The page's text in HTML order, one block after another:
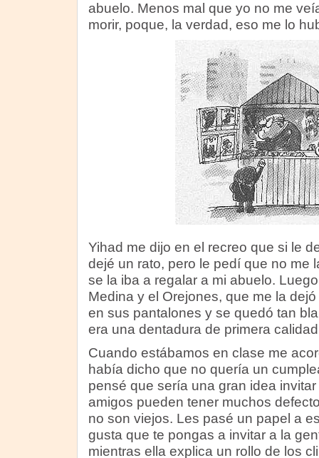
abuelo. Menos mal que yo no me
morir, poque, la verdad, eso me lo
Yihad me dijo en el recreo que si le
dejé un rato, pero le pedí que no me
se la iba a regalar a mi abuelo.
Medina y el Orejones, que me la
en sus pantalones y se quedó tan
era una dentadura de primera
Cuando estábamos en clase me
había dicho que no quería un
pensé que sería una gran idea
amigos pueden tener muchos
no son viejos. Les pasé un papel a
gusta que te pongas a invitar a la
mientras ella explica un rollo de los